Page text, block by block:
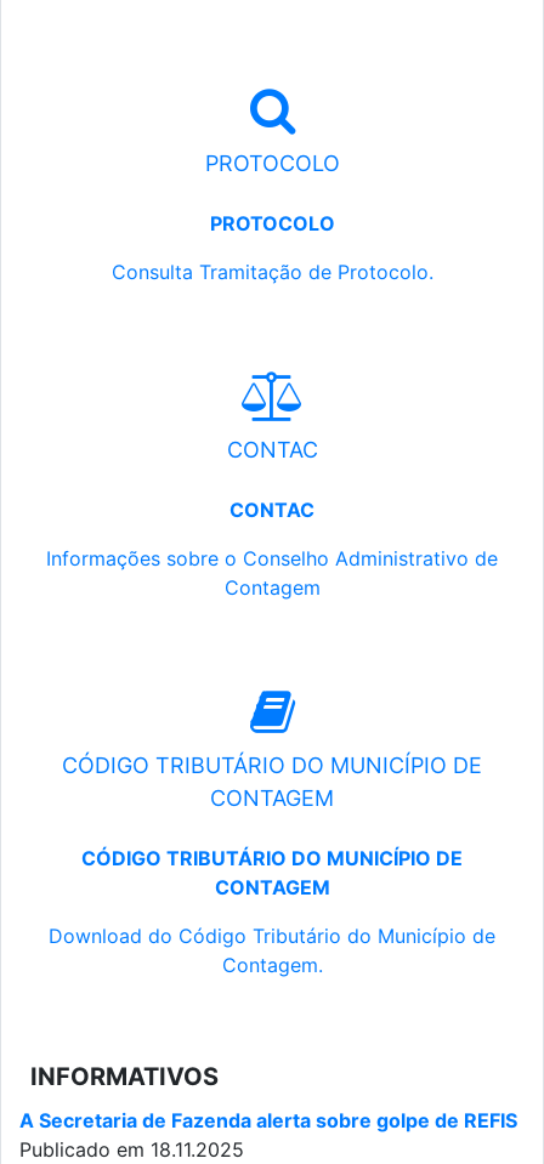
PROTOCOLO
PROTOCOLO
Consulta Tramitação de Protocolo.
CONTAC
CONTAC
Informações sobre o Conselho Administrativo de
Contagem
CÓDIGO TRIBUTÁRIO DO MUNICÍPIO DE
CONTAGEM
CÓDIGO TRIBUTÁRIO DO MUNICÍPIO DE
CONTAGEM
Download do Código Tributário do Município de
Contagem.
INFORMATIVOS
A Secretaria de Fazenda alerta sobre golpe de REFIS
Publicado em 18.11.2025